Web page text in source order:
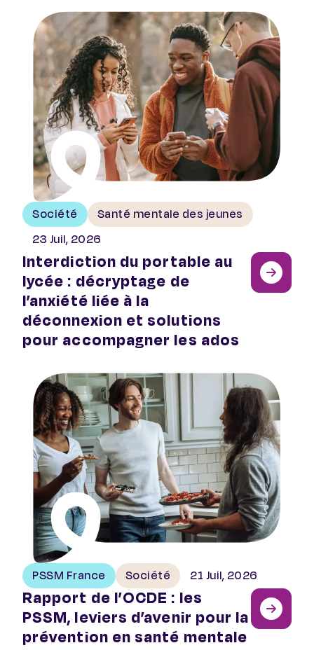
Société
Santé mentale des jeunes
23 Juil, 2026
Interdiction du portable au
lycée : décryptage de
l’anxiété liée à la
déconnexion et solutions
pour accompagner les ados
Interdiction du portable au lycée : décryptage de
PSSM France Société 21 Juil, 2026
Rapport de l’OCDE : les
PSSM, leviers d’avenir pour la
prévention en santé mentale
Rapport de l’OCDE : les PSSM, leviers d’avenir pour